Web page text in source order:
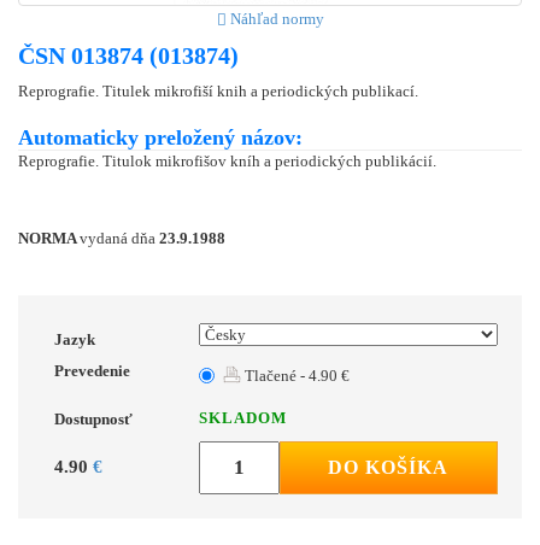
Náhľad normy
ČSN 013874 (013874)
Reprografie. Titulek mikrofiší knih a periodických publikací.
Automaticky preložený názov:
Reprografie. Titulok mikrofišov kníh a periodických publikácií.
NORMAvydaná dňa 23.9.1988
Jazyk
Prevedenie
Tlačené - 4.90 €
Dostupnosť SKLADOM
4.90 € DO KOŠÍKA